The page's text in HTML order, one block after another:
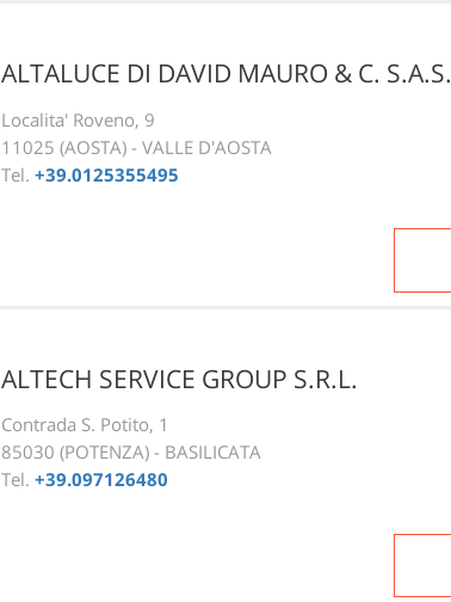
ALTALUCE DI DAVID MAURO & C. S.A.S.
Localita' Roveno, 9
11025 (AOSTA) - VALLE D'AOSTA
Tel. +39.0125355495
ALTECH SERVICE GROUP S.R.L.
Contrada S. Potito, 1
85030 (POTENZA) - BASILICATA
Tel. +39.097126480